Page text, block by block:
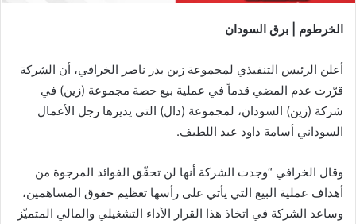
الخرطوم | برق السودان
أعلن الرئيس التنفيذي لمجموعة زين بدر ناصر الخرافي، أن الشركة
قرّرت عدم المضي قدماً في عملية بيع حصة مجموعة (زين) في
شركة (زين) السودان، لمجموعة (دال) التي يديرها رجل الأعمال
السوداني أسامة داود عبد اللطيف.
وقال الخرافي “وجدت الشركة أنها لن تحقّق الفوائد المرجوة من
أهداف عملية البيع التي يأتي على رأسها تعظيم حقوق المساهمين،
وساعد الشركة في اتخاذ هذا القرار الأداء التشغيلي والمالي المتميّز